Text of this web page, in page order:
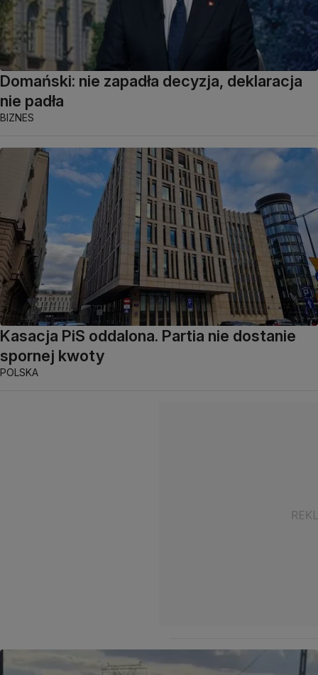
Domański: nie zapadła decyzja, deklaracja
nie padła
BIZNES
Kasacja PiS oddalona. Partia nie dostanie
spornej kwoty
POLSKA